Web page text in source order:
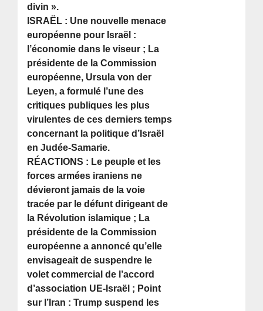
divin ».
ISRAËL : Une nouvelle menace
européenne pour Israël :
l’économie dans le viseur ; La
présidente de la Commission
européenne, Ursula von der
Leyen, a formulé l’une des
critiques publiques les plus
virulentes de ces derniers temps
concernant la politique d’Israël
en Judée-Samarie.
RÉACTIONS : Le peuple et les
forces armées iraniens ne
dévieront jamais de la voie
tracée par le défunt dirigeant de
la Révolution islamique ; La
présidente de la Commission
européenne a annoncé qu’elle
envisageait de suspendre le
volet commercial de l’accord
d’association UE-Israël ; Point
sur l’Iran : Trump suspend les